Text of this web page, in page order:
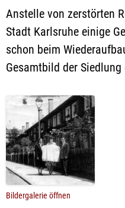
Anstelle von zerstörten
Stadt Karlsruhe einige
schon beim
Gesamtbild der Siedlung
Bildergalerie öffnen